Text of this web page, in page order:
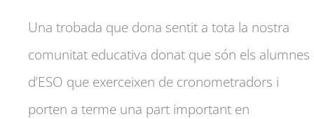
Una trobada que dona sentit a tota la nostra
comunitat educativa donat que són els alumnes
d’ESO que exerceixen de cronometradors i
porten a terme una part important en